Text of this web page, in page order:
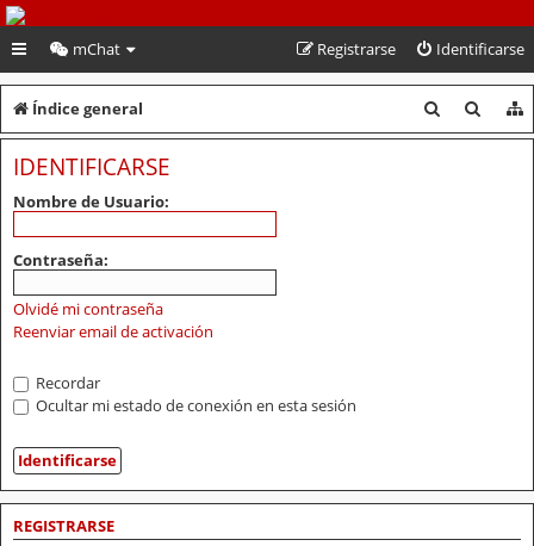
PeruVoley.com
mChat Identificarse
Registrarse
Índice general
u
u
IDENTIFICARSE
Nombre de Usuario:
Contraseña:
Olvidé mi contraseña
Reenviar email de activación
Recordar
Ocultar mi estado de conexión en esta sesión
REGISTRARSE